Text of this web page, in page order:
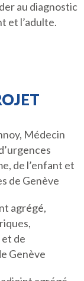
au diagnostic
et l’adulte.
Médecin
de l’enfant et
de Genève
agrégé,
de
Genève